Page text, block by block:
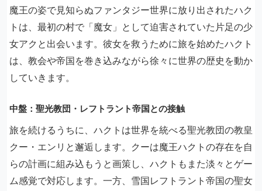
魔王の姿で見知らぬファンタジー世界に放り出されたハク
トは、最初の村で「魔女」として迫害されていた片足の少
女アクと出会います。彼女を救うために旅を始めたハクト
は、教会や帝国を巻き込みながら徐々に世界の歴史を動か
していきます。
中盤：聖光教団・レフトラント帝国との接触
旅を続けるうちに、ハクトは世界を統べる聖光教団の教皇
クー・エンリと邂逅します。クーは魔王ハクトの存在を自
らの計画に組み込もうと画策し、ハクトもまた淡々とゲー
ム感覚で対応します。一方、雪国レフトラント帝国の聖女